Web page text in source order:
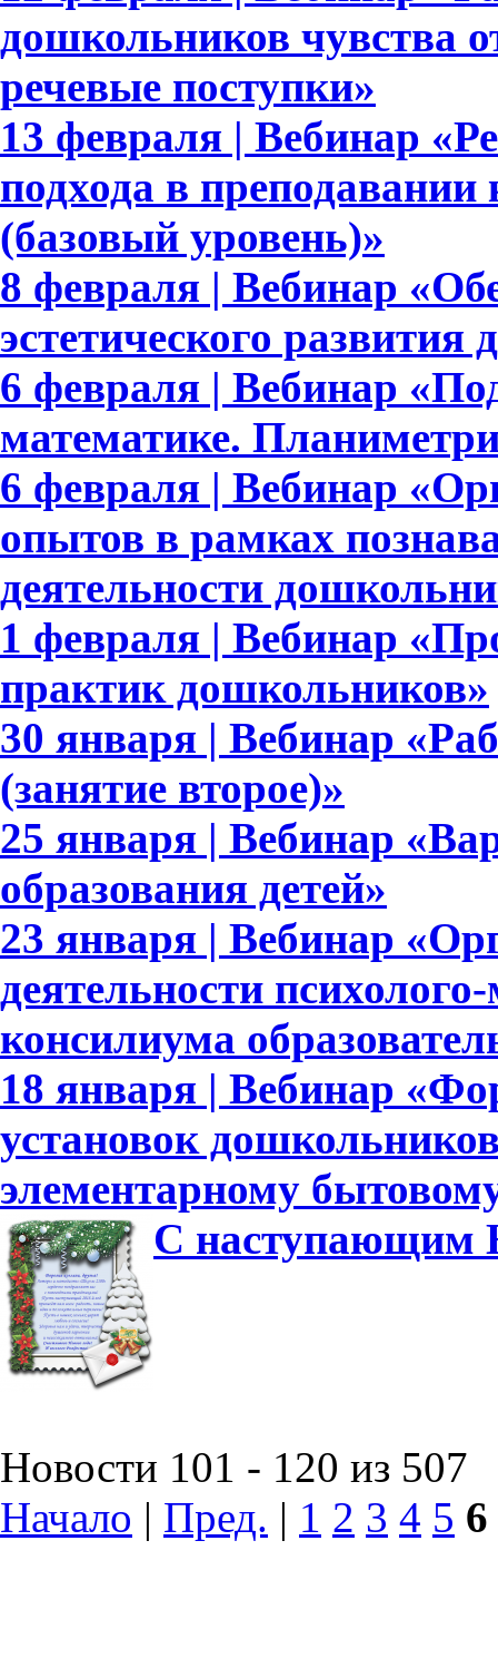
дошкольников чувства
речевые поступки»
13 февраля | Вебинар
подхода в преподавании
(базовый уровень)»
8 февраля | Вебинар
эстетического развития
6 февраля | Вебинар
математике.
6 февраля | Вебинар
опытов в рамках
деятельности
1 февраля | Вебинар
практик дошкольников»
30 января | Вебинар
(занятие второе)»
25 января | Вебинар
образования детей»
23 января | Вебинар
деятельности
консилиума
18 января | Вебинар
установок
элементарному
С наступающим
Новости 101 - 120 из 507
Начало | Пред. | 1 2 3 4 5 6